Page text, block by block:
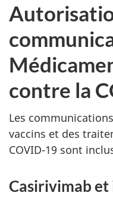
contre la
Les
vaccins et des
COVID-19 sont
Casirivimab